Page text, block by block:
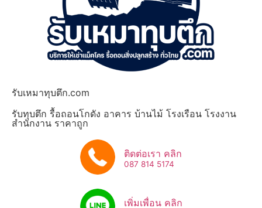
รับเหมาทุบตึก.com
รับทุบตึก รื้อถอนโกดัง อาคาร บ้านไม้ โรงเรือน โรงงาน
สำนักงาน ราคาถูก
ติดต่อเรา คลิก
087 814 5174
เพิ่มเพื่อน คลิก